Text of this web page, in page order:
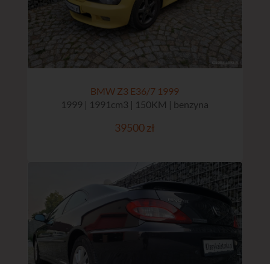
BMW Z3 E36/7 1999
1999 | 1991cm3 | 150KM | benzyna
39500 zł